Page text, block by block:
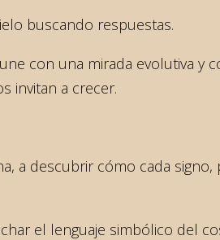
buscando respuestas.
con una mirada evolutiva
invitan a crecer.
a descubrir cómo cada signo,
el lenguaje simbólico del